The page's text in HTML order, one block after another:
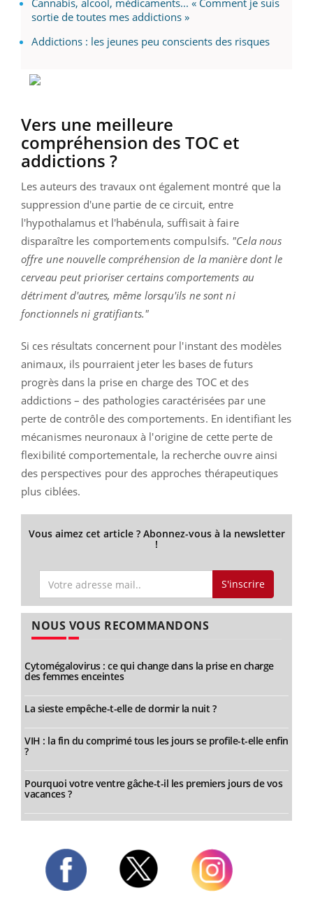
sortie de toutes mes addictions »
Addictions : les jeunes peu conscients des risques
Vers une meilleure
compréhension des TOC et
addictions ?
Les auteurs des travaux ont également montré que la
suppression d'une partie de ce circuit, entre
l'hypothalamus et l'habénula, suffisait à faire
disparaître les comportements compulsifs. "Cela nous
offre une nouvelle compréhension de la manière dont le
cerveau peut prioriser certains comportements au
détriment d'autres, même lorsqu'ils ne sont ni
fonctionnels ni gratifiants."
Si ces résultats concernent pour l'instant des modèles
animaux, ils pourraient jeter les bases de futurs
progrès dans la prise en charge des TOC et des
addictions – des pathologies caractérisées par une
perte de contrôle des comportements. En identifiant les
mécanismes neuronaux à l'origine de cette perte de
flexibilité comportementale, la recherche ouvre ainsi
des perspectives pour des approches thérapeutiques
plus ciblées.
Vous aimez cet article ? Abonnez-vous à la newsletter
!
S'inscrire
NOUS VOUS RECOMMANDONS
Cytomégalovirus : ce qui change dans la prise en charge
des femmes enceintes
La sieste empêche-t-elle de dormir la nuit ?
VIH : la fin du comprimé tous les jours se profile-t-elle enfin
?
Pourquoi votre ventre gâche-t-il les premiers jours de vos
vacances ?